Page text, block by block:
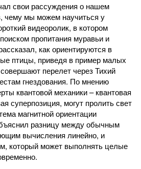
свои рассуждения о нашем
чему мы можем научиться у
видеоролик, в котором
пропитания муравьи и
как ориентируются в
птицы, приведя в пример малых
перелет через Тихий
гнездования. По мнению
квантовой механики – квантовая
суперпозиция, могут пролить свет
магнитной ориентации
разницу между обычным
вычисления линейно, и
который может выполнять целые